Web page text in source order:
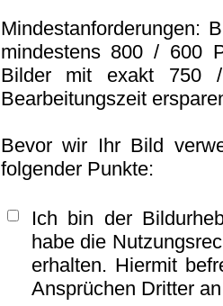
Mindestanforderungen:
mindestens 800 / 600
Bilder mit exakt 750
Bearbeitungszeit
Bevor wir Ihr Bild
folgender Punkte:
Ich bin der
habe die
erhalten. Hiermit
Ansprüchen Dritter